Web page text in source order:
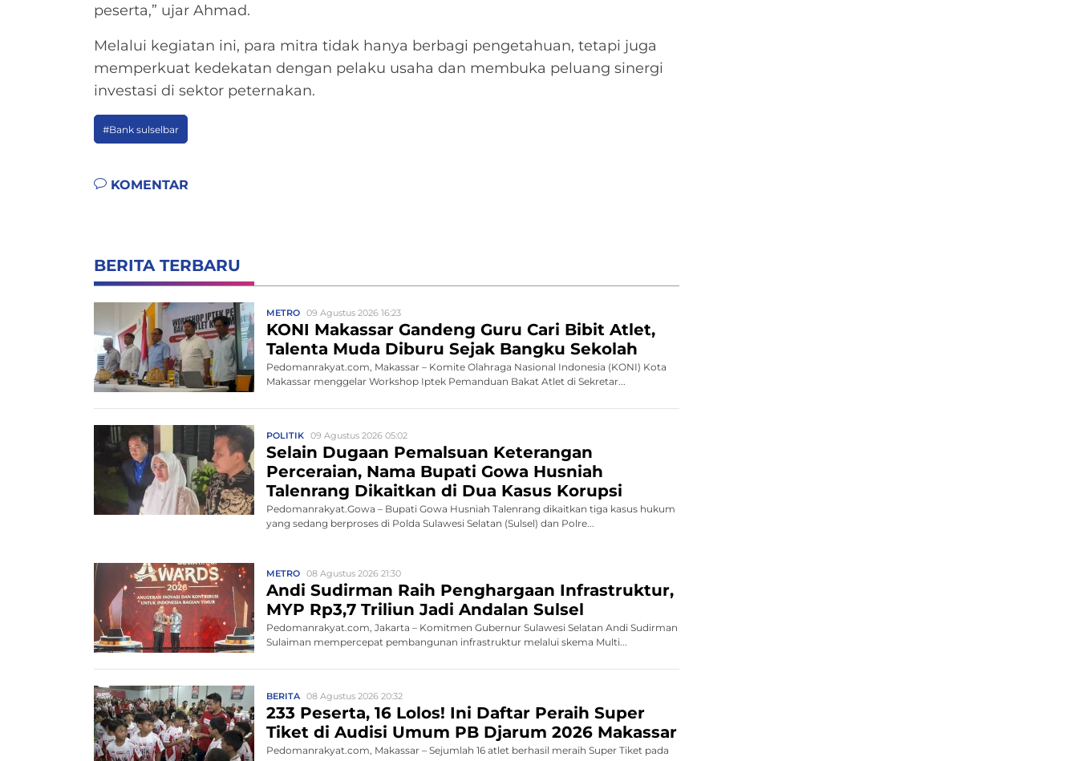
peserta,” ujar Ahmad.
Melalui kegiatan ini, para mitra tidak hanya berbagi pengetahuan, tetapi juga
memperkuat kedekatan dengan pelaku usaha dan membuka peluang sinergi
investasi di sektor peternakan.
#Bank sulselbar
KOMENTAR
BERITA TERBARU
METRO 09 Agustus 2026 16:23
KONI Makassar Gandeng Guru Cari Bibit Atlet,
Talenta Muda Diburu Sejak Bangku Sekolah
Pedomanrakyat.com, Makassar – Komite Olahraga Nasional Indonesia (KONI) Kota
Makassar menggelar Workshop Iptek Pemanduan Bakat Atlet di Sekretar...
POLITIK 09 Agustus 2026 05:02
Selain Dugaan Pemalsuan Keterangan
Perceraian, Nama Bupati Gowa Husniah
Talenrang Dikaitkan di Dua Kasus Korupsi
Pedomanrakyat.Gowa – Bupati Gowa Husniah Talenrang dikaitkan tiga kasus hukum
yang sedang berproses di Polda Sulawesi Selatan (Sulsel) dan Polre...
METRO 08 Agustus 2026 21:30
Andi Sudirman Raih Penghargaan Infrastruktur,
MYP Rp3,7 Triliun Jadi Andalan Sulsel
Pedomanrakyat.com, Jakarta – Komitmen Gubernur Sulawesi Selatan Andi Sudirman
Sulaiman mempercepat pembangunan infrastruktur melalui skema Multi...
BERITA 08 Agustus 2026 20:32
233 Peserta, 16 Lolos! Ini Daftar Peraih Super
Tiket di Audisi Umum PB Djarum 2026 Makassar
Pedomanrakyat.com, Makassar – Sejumlah 16 atlet berhasil meraih Super Tiket pada